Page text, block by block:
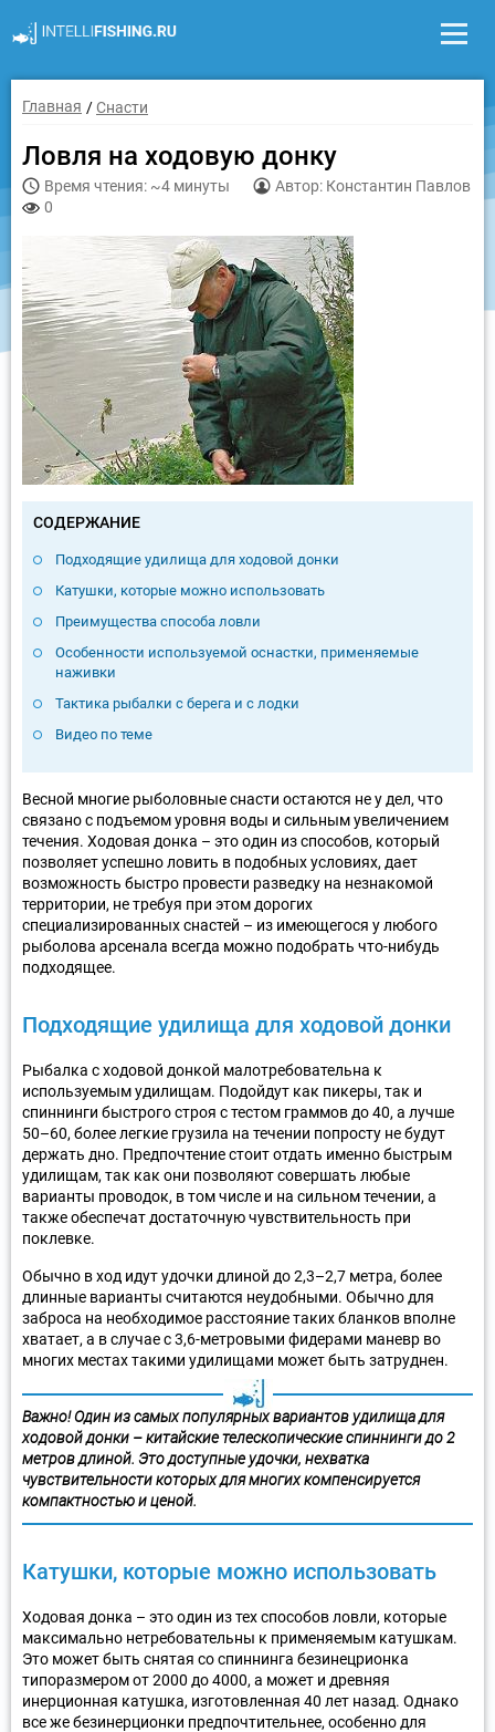
Главная Снасти
Ловля на ходовую донку
Время чтения: ~4 минуты
Автор: Константин Павлов
0
СОДЕРЖАНИЕ
Подходящие удилища для ходовой донки
Катушки, которые можно использовать
Преимущества способа ловли
Особенности используемой оснастки, применяемые
наживки
Тактика рыбалки с берега и с лодки
Видео по теме
Весной многие рыболовные снасти остаются не у дел, что
связано с подъемом уровня воды и сильным увеличением
течения. Ходовая донка – это один из способов, который
позволяет успешно ловить в подобных условиях, дает
возможность быстро провести разведку на незнакомой
территории, не требуя при этом дорогих
специализированных снастей – из имеющегося у любого
рыболова арсенала всегда можно подобрать что-нибудь
подходящее.
Подходящие удилища для ходовой донки
Рыбалка с ходовой донкой малотребовательна к
используемым удилищам. Подойдут как пикеры, так и
спиннинги быстрого строя с тестом граммов до 40, а лучше
50–60, более легкие грузила на течении попросту не будут
держать дно. Предпочтение стоит отдать именно быстрым
удилищам, так как они позволяют совершать любые
варианты проводок, в том числе и на сильном течении, а
также обеспечат достаточную чувствительность при
поклевке.
Обычно в ход идут удочки длиной до 2,3–2,7 метра, более
длинные варианты считаются неудобными. Обычно для
заброса на необходимое расстояние таких бланков вполне
хватает, а в случае с 3,6-метровыми фидерами маневр во
многих местах такими удилищами может быть затруднен.
Важно! Один из самых популярных вариантов удилища для
ходовой донки – китайские телескопические спиннинги до 2
метров длиной. Это доступные удочки, нехватка
чувствительности которых для многих компенсируется
компактностью и ценой.
Катушки, которые можно использовать
Ходовая донка – это один из тех способов ловли, которые
максимально нетребовательны к применяемым катушкам.
Это может быть снятая со спиннинга безинецрионка
типоразмером от 2000 до 4000, а может и древняя
инерционная катушка, изготовленная 40 лет назад. Однако
все же безинерционки предпочтительнее, особенно для